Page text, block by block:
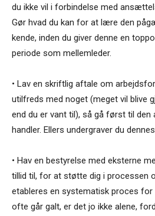
du ikke vil i forbindelse med
Gør hvad du kan for at lære den
kende, inden du giver denne en
periode som mellemleder.
• Lav en skriftlig aftale om
utilfreds med noget (meget vil blive
end du er vant til), så gå først til den
handler. Ellers undergraver du
• Hav en bestyrelse med eksterne
tillid til, for at støtte dig i processen
etableres en systematisk proces for
ofte går galt, er det jo ikke alene,